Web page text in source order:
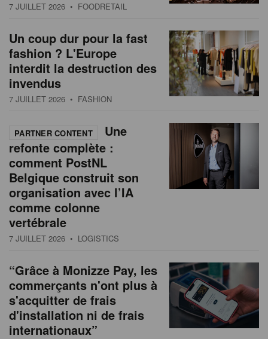
7 JUILLET 2026 • FOODRETAIL
Un coup dur pour la fast
fashion ? L'Europe
interdit la destruction des
invendus
7 JUILLET 2026 • FASHION
PARTNER CONTENT
Une
refonte complète :
comment PostNL
Belgique construit son
organisation avec l’IA
comme colonne
vertébrale
7 JUILLET 2026 • LOGISTICS
“Grâce à Monizze Pay, les
commerçants n'ont plus à
s'acquitter de frais
d'installation ni de frais
internationaux”